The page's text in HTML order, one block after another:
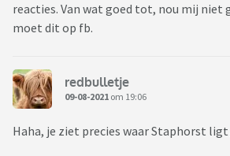
reacties. Van wat goed tot, nou mij niet
moet dit op fb.
redbulletje
09-08-2021 om 19:06
Haha, je ziet precies waar Staphorst ligt